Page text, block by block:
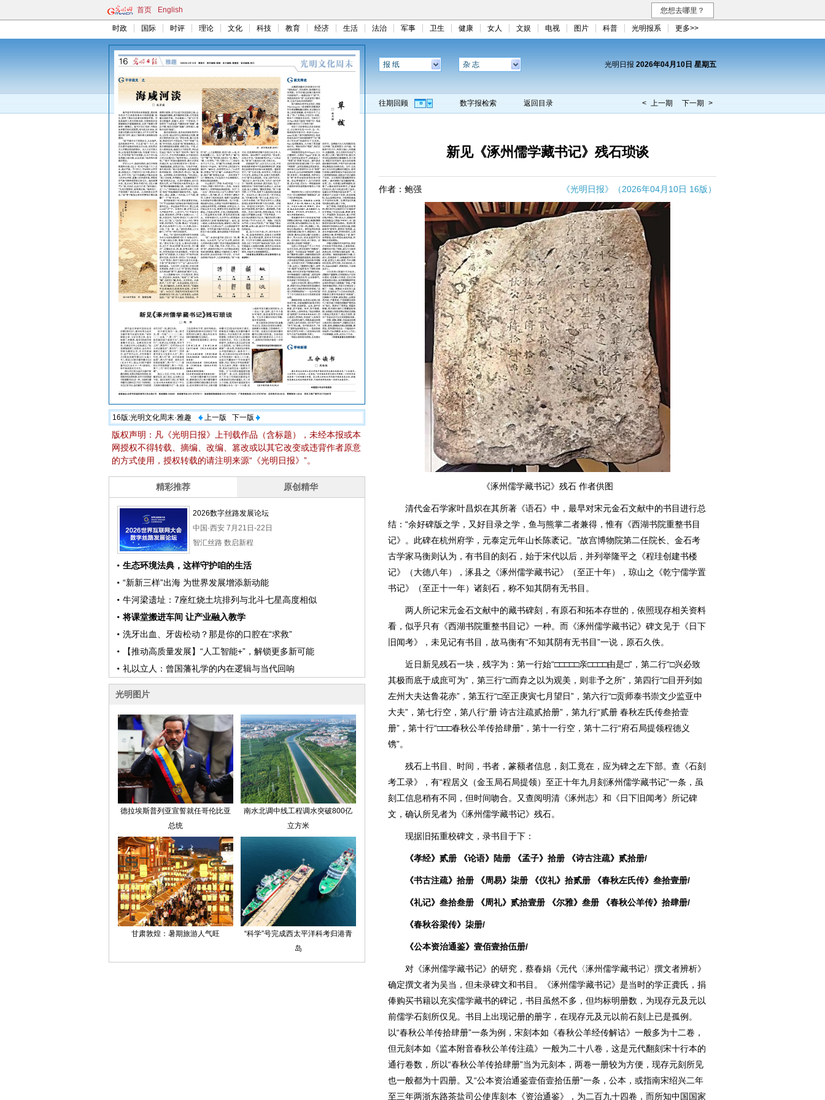
首页 English 您想去哪里？
时政 国际 时评 理论 文化 科技 教育 经济 生活 法治 军事 卫生 健康 女人 文娱 电视 图片 科普 光明报系 更多>>
16版:光明文化周末·雅趣 上一版 下一版
版权声明：凡《光明日报》上刊载作品（含标题），未经本报或本
网授权不得转载、摘编、改编、篡改或以其它改变或违背作者原意
的方式使用，授权转载的请注明来源“《光明日报》”。
报 纸 杂 志 光明日报 2026年04月10日 星期五
往期回顾 数字报检索 返回目录 < 上一期 下一期 >
新见《涿州儒学藏书记》残石琐谈
作者：鲍强 《光明日报》（2026年04月10日 16版）
《涿州儒学藏书记》残石 作者供图
清代金石学家叶昌炽在其所著《语石》中，最早对宋元金石文献中的书目进行总
结：“余好碑版之学，又好目录之学，鱼与熊掌二者兼得，惟有《西湖书院重整书目
记》。此碑在杭州府学，元泰定元年山长陈袤记。”故宫博物院第二任院长、金石考
古学家马衡则认为，有书目的刻石，始于宋代以后，并列举隆平之《程珪创建书楼
记》（大德八年），涿县之《涿州儒学藏书记》（至正十年），琼山之《乾宁儒学置
书记》（至正十一年）诸刻石，称不知其阴有无书目。
两人所记宋元金石文献中的藏书碑刻，有原石和拓本存世的，依照现存相关资料
看，似乎只有《西湖书院重整书目记》一种。而《涿州儒学藏书记》碑文见于《日下
旧闻考》，未见记有书目，故马衡有“不知其阴有无书目”一说，原石久佚。
近日新见残石一块，残字为：第一行始“□□□□□亲□□□□由是□”，第二行“□兴必致
其极而底于成庶可为”，第三行“□而弆之以为观美，则非予之所”，第四行“□目开列如
左州大夫达鲁花赤”，第五行“□至正庚寅七月望日”，第六行“□贡师泰书崇文少监亚中
大夫”，第七行空，第八行“册 诗古注疏贰拾册”，第九行“贰册 春秋左氏传叁拾壹
册”，第十行“□□□春秋公羊传拾肆册”，第十一行空，第十二行“府石局提领程德义
镌”。
残石上书目、时间，书者，篆额者信息，刻工竟在，应为碑之左下部。查《石刻
考工录》，有“程居义（金玉局石局提领）至正十年九月刻涿州儒学藏书记”一条，虽
刻工信息稍有不同，但时间吻合。又查阅明清《涿州志》和《日下旧闻考》所记碑
文，确认所见者为《涿州儒学藏书记》残石。
现据旧拓重校碑文，录书目于下：
《孝经》贰册 《论语》陆册 《孟子》拾册 《诗古注疏》贰拾册/
《书古注疏》拾册 《周易》柒册 《仪礼》拾贰册 《春秋左氏传》叁拾壹册/
《礼记》叁拾叁册 《周礼》贰拾壹册 《尔雅》叁册 《春秋公羊传》拾肆册/
《春秋谷梁传》柒册/
《公本资治通鉴》壹佰壹拾伍册/
对《涿州儒学藏书记》的研究，蔡春娟《元代〈涿州儒学藏书记〉撰文者辨析》
确定撰文者为吴当，但未录碑文和书目。《涿州儒学藏书记》是当时的学正龚氏，捐
俸购买书籍以充实儒学藏书的碑记，书目虽然不多，但均标明册数，为现存元及元以
前儒学石刻所仅见。书目上出现记册的册字，在现存元及元以前石刻上已是孤例。
以“春秋公羊传拾肆册”一条为例，宋刻本如《春秋公羊经传解诂》一般多为十二卷，
但元刻本如《监本附音春秋公羊传注疏》一般为二十八卷，这是元代翻刻宋十行本的
通行卷数，所以“春秋公羊传拾肆册”当为元刻本，两卷一册较为方便，现存元刻所见
也一般都为十四册。又“公本资治通鉴壹佰壹拾伍册”一条，公本，或指南宋绍兴二年
至三年两浙东路茶盐司公使库刻本《资治通鉴》，为二百九十四卷，而所知中国国家